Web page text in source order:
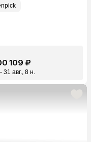
109 ₽
31 авг., 8 н.